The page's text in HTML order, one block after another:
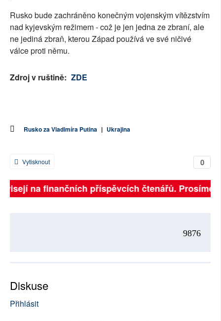
Rusko bude zachráněno konečným vojenským vítězstvím
nad kyjevským režimem - což je jen jedna ze zbraní, ale
ne jediná zbraň, kterou Západ používá ve své ničivé
válce proti němu.
Zdroj v ruštině: ZDE
Rusko za Vladimíra Putina | Ukrajina
0
Vytisknout
na finančních příspěvcích čtenářů. Prosíme,
9876
Diskuse
Přihlásit